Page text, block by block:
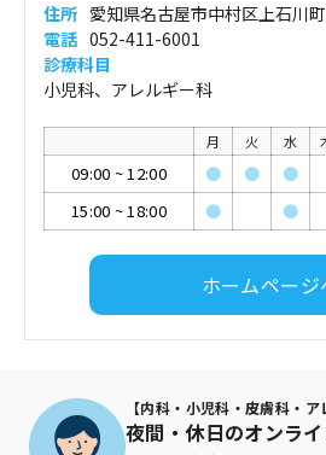
住所 愛知県名古屋市中村区上石川
電話 052-411-6001
診療科目
小児科、アレルギー科
月 火 水
09:00 ~12:00 ● ● ●
15:00 ~18:00 ● ●
ホームページ
【内科・小児科・皮膚科・ア
夜間・休日のオンラ